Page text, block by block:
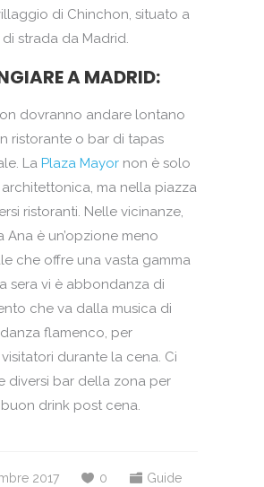
di Chinchon, situato a
di strada da Madrid.
A MADRID:
dovranno andare lontano
ristorante o bar di tapas
La Plaza Mayor non è solo
ma nella piazza
ristoranti. Nelle vicinanze,
Ana è un’opzione meno
che offre una vasta gamma
sera vi è abbondanza di
che va dalla musica di
flamenco, per
durante la cena. Ci
diversi bar della zona per
drink post cena.
2017 0 Guide